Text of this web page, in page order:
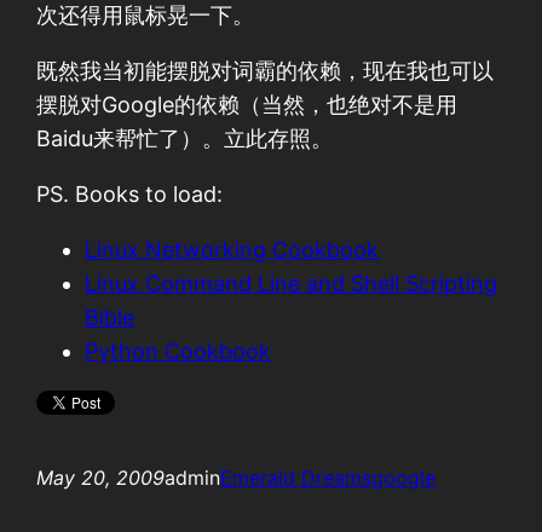
次还得用鼠标晃一下。
既然我当初能摆脱对词霸的依赖，现在我也可以
摆脱对Google的依赖（当然，也绝对不是用
Baidu来帮忙了）。立此存照。
PS. Books to load:
Linux Networking Cookbook
Linux Command Line and Shell Scripting
Bible
Python Cookbook
May 20, 2009adminEmerald Dreamsgoogle